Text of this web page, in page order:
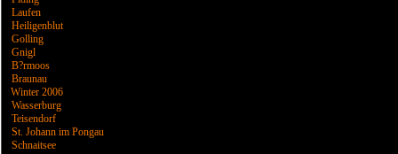
Laufen
Heiligenblut
Golling
Gnigl
B?rmoos
Braunau
Winter 2006
Wasserburg
Teisendorf
St. Johann im Pongau
Schnaitsee